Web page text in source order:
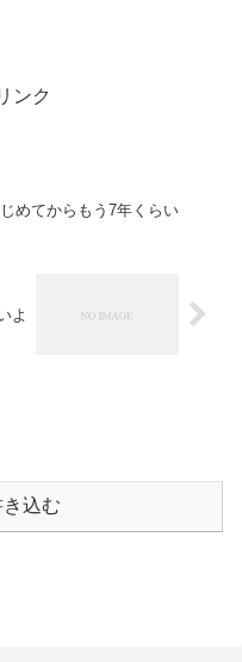
ンク
めてからもう7年くらい
よ
込む